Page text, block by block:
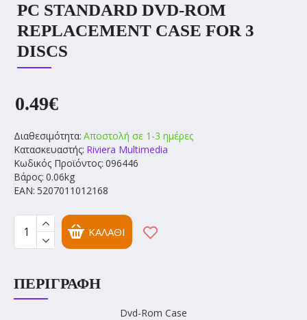
PC STANDARD DVD-ROM
REPLACEMENT CASE FOR 3
DISCS
Διαθεσιμότητα: Αποστολή σε 1-3 ημέρες
Κατασκευαστής: Riviera Multimedia
Κωδικός Προϊόντος: 096446
Βάρος: 0.06kg
EAN: 5207011012168
0.49€
ΚΑΛΆΘΙ
ΠΕΡΙΓΡΑΦΉ
Dvd-Rom Case